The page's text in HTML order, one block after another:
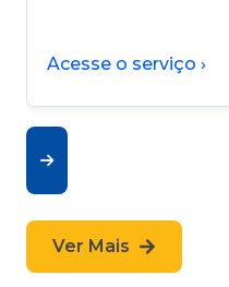
Acesse o serviço ›
Ver Mais